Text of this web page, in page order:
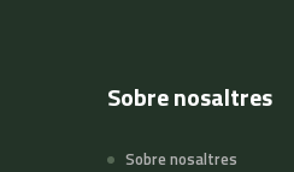
Sobre nosaltres
Sobre nosaltres